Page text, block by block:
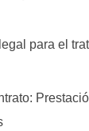
para el